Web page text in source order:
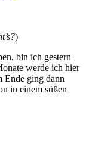
)
bin ich gestern
werde ich hier
Ende ging dann
in einem süßen